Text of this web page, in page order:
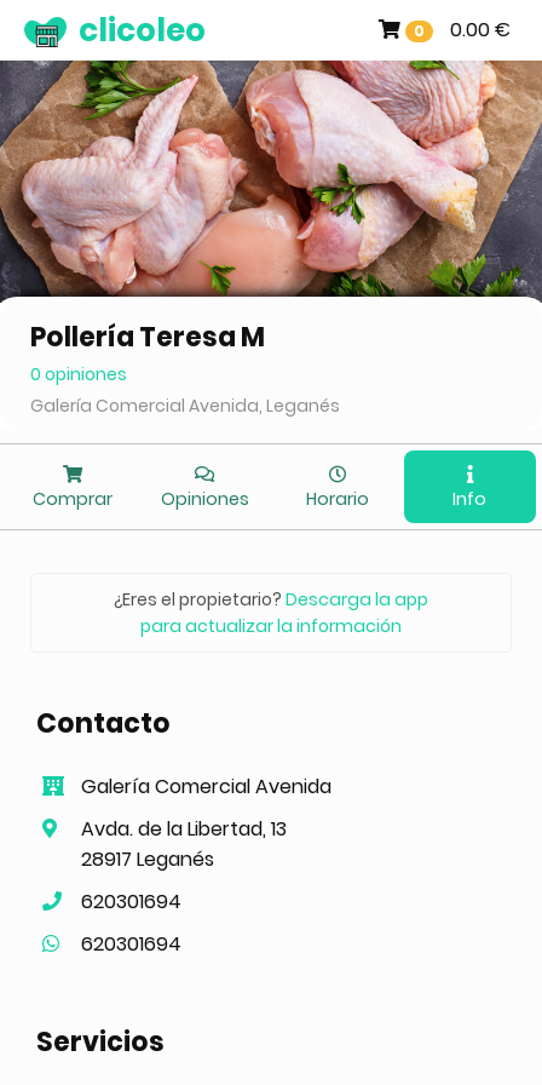
0 0.00 €
clicoleo
Pollería Teresa M
0 opiniones
Galería Comercial Avenida, Leganés
Comprar Opiniones Horario Info
¿Eres el propietario? Descarga la app
para actualizar la información
Contacto
Galería Comercial Avenida
Avda. de la Libertad, 13
28917 Leganés
620301694
620301694
Servicios